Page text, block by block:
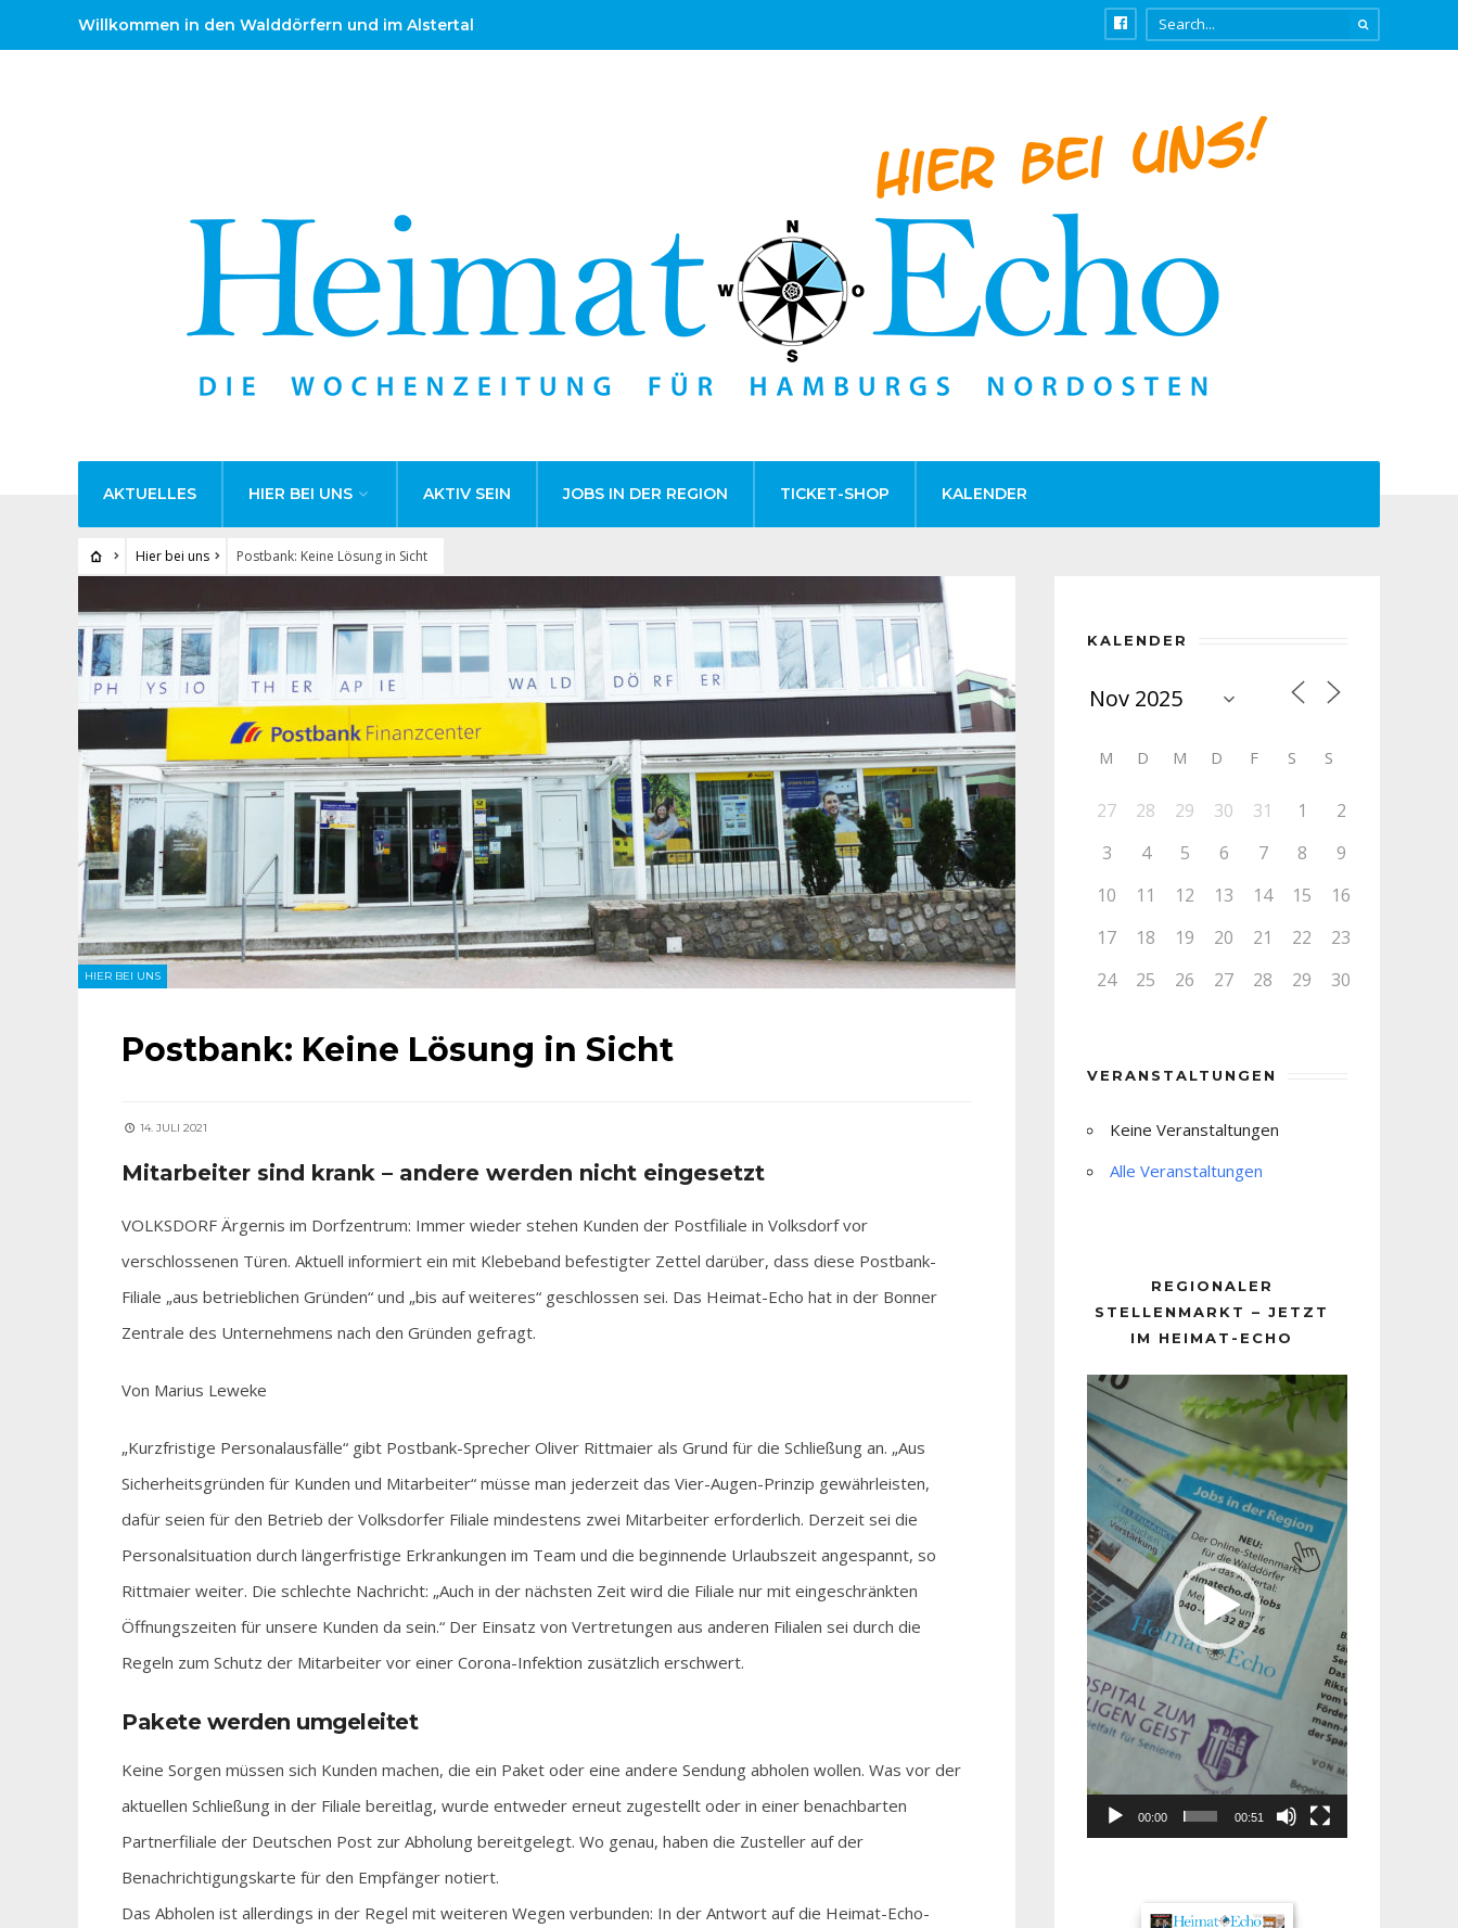
Willkommen in den Walddörfern und im Alstertal
AKTUELLES HIER BEI UNS AKTIV SEIN JOBS IN DER REGION TICKET-SHOP KALENDER
Hier bei uns Postbank: Keine Lösung in Sicht
HIER BEI UNS
Postbank: Keine Lösung in Sicht
14. JULI 2021
Mitarbeiter sind krank – andere werden nicht eingesetzt
VOLKSDORF Ärgernis im Dorfzentrum: Immer wieder stehen Kunden der Postfiliale in Volksdorf vor
verschlossenen Türen. Aktuell informiert ein mit Klebeband befestigter Zettel darüber, dass diese Postbank-
Filiale „aus betrieblichen Gründen“ und „bis auf weiteres“ geschlossen sei. Das Heimat-Echo hat in der Bonner
Zentrale des Unternehmens nach den Gründen gefragt.
Von Marius Leweke
„Kurzfristige Personalausfälle“ gibt Postbank-Sprecher Oliver Rittmaier als Grund für die Schließung an. „Aus
Sicherheitsgründen für Kunden und Mitarbeiter“ müsse man jederzeit das Vier-Augen-Prinzip gewährleisten,
dafür seien für den Betrieb der Volksdorfer Filiale mindestens zwei Mitarbeiter erforderlich. Derzeit sei die
Personalsituation durch längerfristige Erkrankungen im Team und die beginnende Urlaubszeit angespannt, so
Rittmaier weiter. Die schlechte Nachricht: „Auch in der nächsten Zeit wird die Filiale nur mit eingeschränkten
Öffnungszeiten für unsere Kunden da sein.“ Der Einsatz von Vertretungen aus anderen Filialen sei durch die
Regeln zum Schutz der Mitarbeiter vor einer Corona-Infektion zusätzlich erschwert.
Pakete werden umgeleitet
Keine Sorgen müssen sich Kunden machen, die ein Paket oder eine andere Sendung abholen wollen. Was vor der
aktuellen Schließung in der Filiale bereitlag, wurde entweder erneut zugestellt oder in einer benachbarten
Partnerfiliale der Deutschen Post zur Abholung bereitgelegt. Wo genau, haben die Zusteller auf der
Benachrichtigungskarte für den Empfänger notiert.
Das Abholen ist allerdings in der Regel mit weiteren Wegen verbunden: In der Antwort auf die Heimat-Echo-
KALENDER
M D M D F S S
27 28 29 30 31 1
2
3
4 5 6 7 8
9
10
11 12 13 14 15
16
17
18 19 20 21 22
23
24
25 26 27 28 29 30
VERANSTALTUNGEN
Keine Veranstaltungen
Alle Veranstaltungen
REGIONALER
STELLENMARKT – JETZT
IM HEIMAT-ECHO
Player
00:00 00:51